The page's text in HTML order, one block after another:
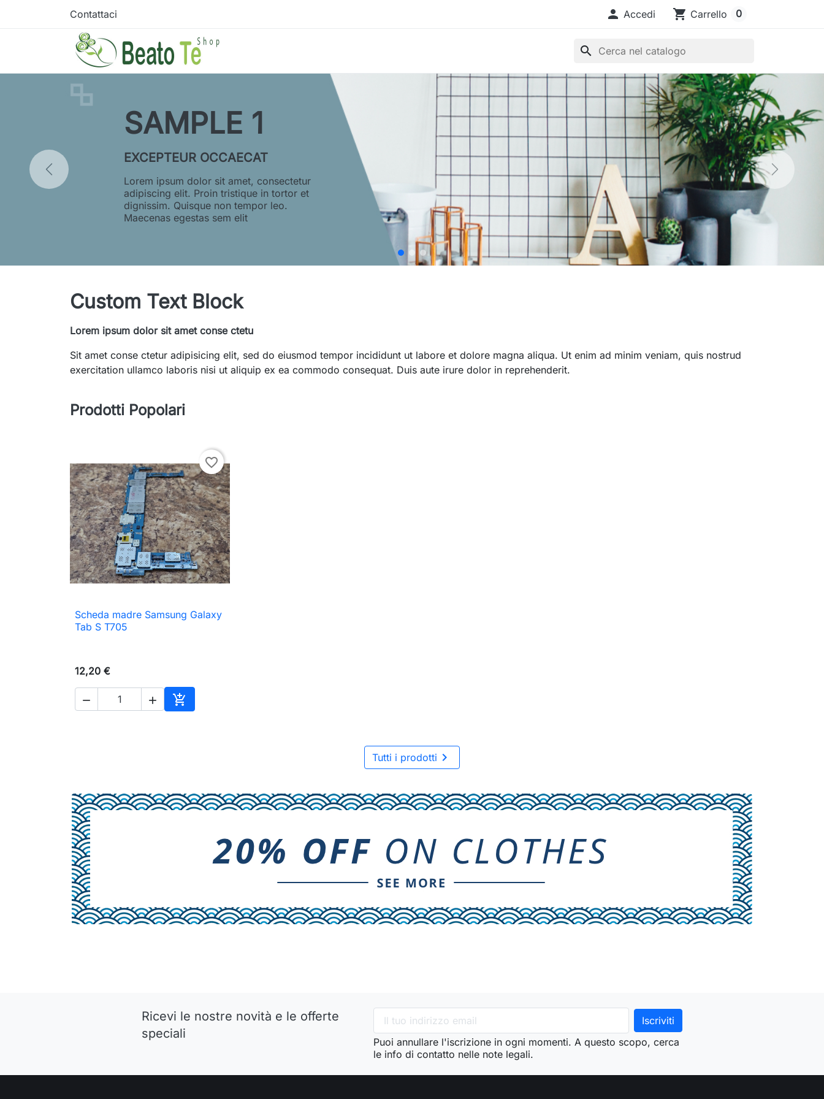
Contattaci  Accedi shopping_cart Carrello 0
search
SAMPLE 1
EXCEPTEUR OCCAECAT
Lorem ipsum dolor sit amet, consectetur
adipiscing elit. Proin tristique in tortor et
dignissim. Quisque non tempor leo.
Maecenas egestas sem elit
Custom Text Block
Lorem ipsum dolor sit amet conse ctetu
Sit amet conse ctetur adipisicing elit, sed do eiusmod tempor incididunt ut labore et dolore magna aliqua. Ut enim ad minim veniam, quis nostrud
exercitation ullamco laboris nisi ut aliquip ex ea commodo consequat. Duis aute irure dolor in reprehenderit.
Prodotti Popolari
favorite_border
 Anteprima
Scheda madre Samsung Galaxy
Tab S T705
12,20 €
  
Aggiungi al carrello
Tutti i prodotti 
Ricevi le nostre novità e le offerte
speciali
Puoi annullare l'iscrizione in ogni momenti. A questo scopo, cerca
le info di contatto nelle note legali.